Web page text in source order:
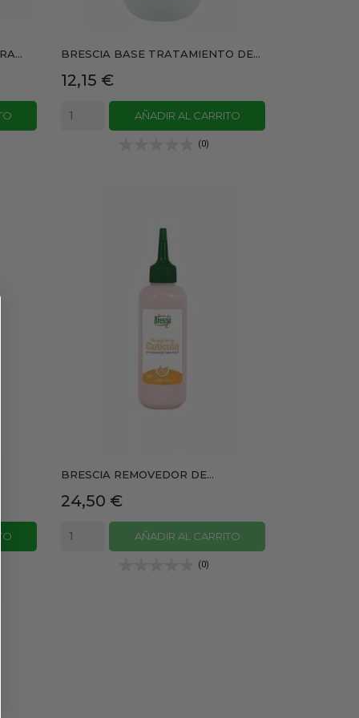
BRESCIA BASE TRATAMIENTO DE...
Precio
12,15 €
AÑADIR AL CARRITO
(0)
BRESCIA REMOVEDOR DE...
Precio
24,50 €
AÑADIR AL CARRITO
(0)